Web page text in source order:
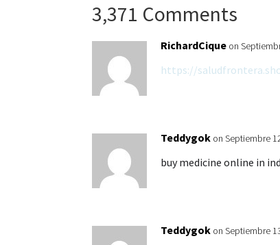
3,371 Comments
RichardCique on
https://
Teddygok on Septiembre
buy medicine online in
Teddygok on Septiembre